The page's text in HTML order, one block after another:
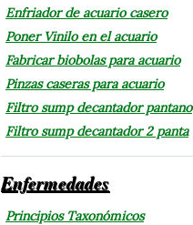
Enfriador de acuario casero
Poner Vinilo en el acuario
Fabricar biobolas para acuario
Pinzas caseras para acuario
Filtro sump decantador pantano
Filtro sump decantador 2 panta
Enfermedades
Principios Taxonómicos